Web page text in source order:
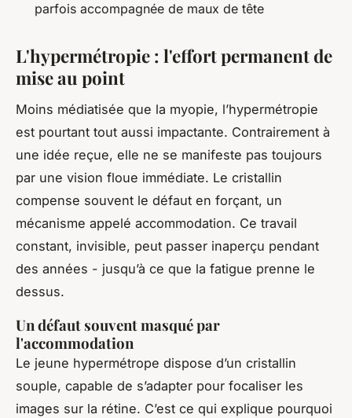
parfois accompagnée de maux de tête
L'hypermétropie : l'effort permanent de
mise au point
Moins médiatisée que la myopie, l’hypermétropie
est pourtant tout aussi impactante. Contrairement à
une idée reçue, elle ne se manifeste pas toujours
par une vision floue immédiate. Le cristallin
compense souvent le défaut en forçant, un
mécanisme appelé accommodation. Ce travail
constant, invisible, peut passer inaperçu pendant
des années - jusqu’à ce que la fatigue prenne le
dessus.
Un défaut souvent masqué par
l'accommodation
Le jeune hypermétrope dispose d’un cristallin
souple, capable de s’adapter pour focaliser les
images sur la rétine. C’est ce qui explique pourquoi